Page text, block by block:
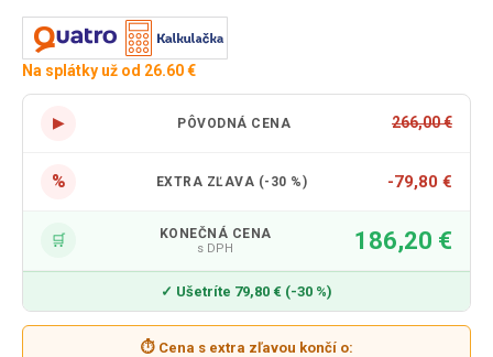
Na splátky už od 26.60 €
▶ PÔVODNÁ CENA 266,00 €
% EXTRA ZĽAVA (-30 %) -79,80 €
🛒 KONEČNÁ CENA
s DPH 186,20 €
✓ Ušetríte 79,80 € (-30 %)
⏱ Cena s extra zľavou končí o: